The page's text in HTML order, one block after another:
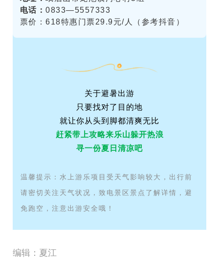
电话：0833—5557333
票价：618特惠门票29.9元/人（参考抖音）
关于避暑出游
只要找对了目的地
就让你从头到脚都清爽无比
赶紧带上攻略来乐山躲开热浪
寻一份夏日清凉吧
温馨提示：水上游乐项目受天气影响较大，出行前
请密切关注天气状况，致电景区景点了解详情，避
免跑空，注意出游安全哦！
编辑：夏江